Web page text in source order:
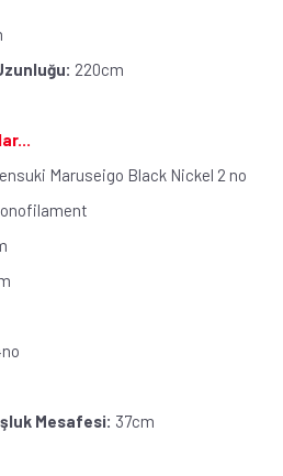
220cm
Maruseigo Black Nickel 2 no
Mesafesi: 37cm